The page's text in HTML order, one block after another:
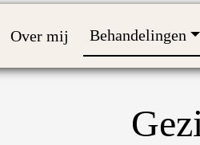
Over mij Behandelingen